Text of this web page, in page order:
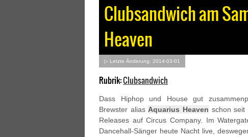
Clubsandwich am
Heaven
▷ Letzte Änderung: 2014-03-01
Rubrik:Clubsandwich
Dass Hiphop und House gut
Brewster alias Aquarius Heaven schon seit
Releases auf Circus Company. Im
Dancehall-Sänger heute Nacht live,